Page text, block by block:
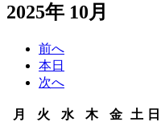
2025年 10月
前へ
本日
次へ
月 火 水 木木金金土 土
日